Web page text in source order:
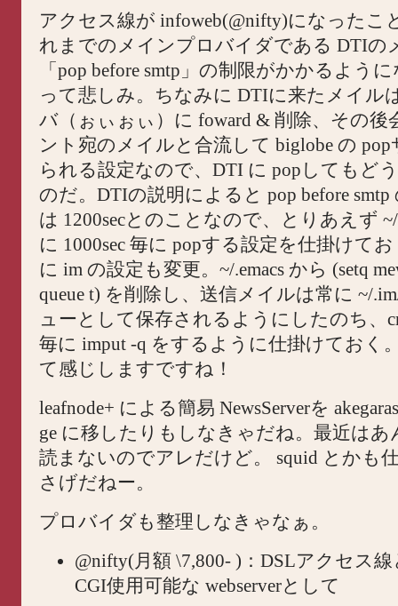
アクセス線が infoweb(@nifty)になったこ
れまでのメインプロバイダである DTIの
「pop before smtp」の制限がかかるよう
って悲しみ。ちなみに DTIに来たメイル
バ（ぉぃぉぃ）に foward & 削除、その後
ント宛のメイルと合流して biglobe の
られる設定なので、DTI に popしてもど
のだ。DTIの説明によると pop before smtp
は 1200secとのことなので、とりあえず
に 1000sec 毎に popする設定を仕掛けて
に im の設定も変更。~/.emacs から (setq
queue t) を削除し、送信メイルは常に ~/
ューとして保存されるようにしたのち、
毎に imput -q をするように仕掛けておく
て感じしますですね！
leafnode+ による簡易 NewsServerを
ge に移したりもしなきゃだね。最近はあ
読まないのでアレだけど。 squid とかも
さげだねー。
プロバイダも整理しなきゃなぁ。
@nifty(月額 \7,800- )：DSLアクセス
CGI使用可能な webserverとして